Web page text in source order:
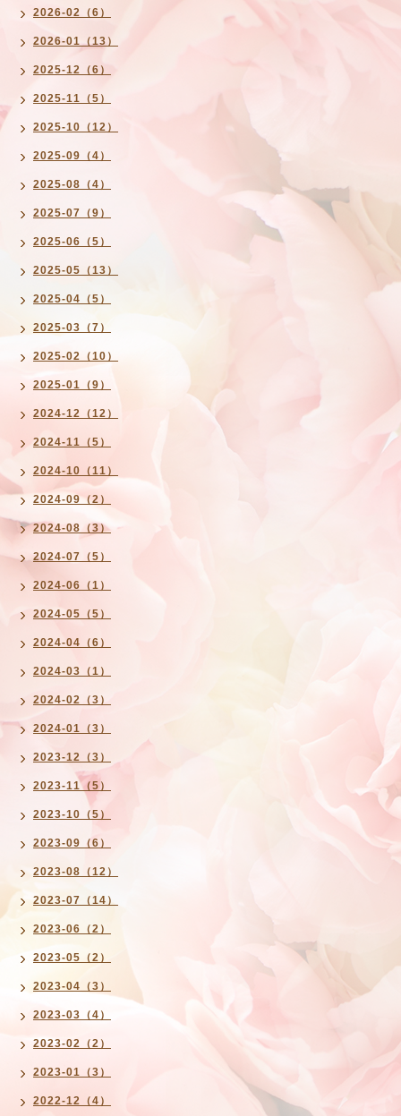
2026-02（6）
2026-01（13）
2025-12（6）
2025-11（5）
2025-10（12）
2025-09（4）
2025-08（4）
2025-07（9）
2025-06（5）
2025-05（13）
2025-04（5）
2025-03（7）
2025-02（10）
2025-01（9）
2024-12（12）
2024-11（5）
2024-10（11）
2024-09（2）
2024-08（3）
2024-07（5）
2024-06（1）
2024-05（5）
2024-04（6）
2024-03（1）
2024-02（3）
2024-01（3）
2023-12（3）
2023-11（5）
2023-10（5）
2023-09（6）
2023-08（12）
2023-07（14）
2023-06（2）
2023-05（2）
2023-04（3）
2023-03（4）
2023-02（2）
2023-01（3）
2022-12（4）